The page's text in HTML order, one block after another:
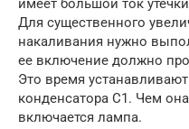
имеет большой ток
Для существенного
накаливания нужно
ее включение должно
Это время
конденсатора С1. Чем
включается лампа.